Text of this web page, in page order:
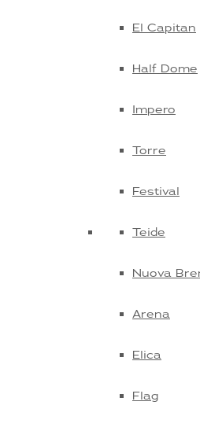
El Capitan
Half Dome
Impero
Torre
Festival
Teide
Nuova
Arena
Elica
Flag